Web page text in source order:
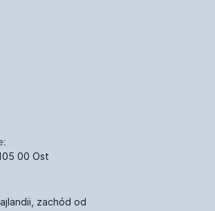
00 Ost
zachód od